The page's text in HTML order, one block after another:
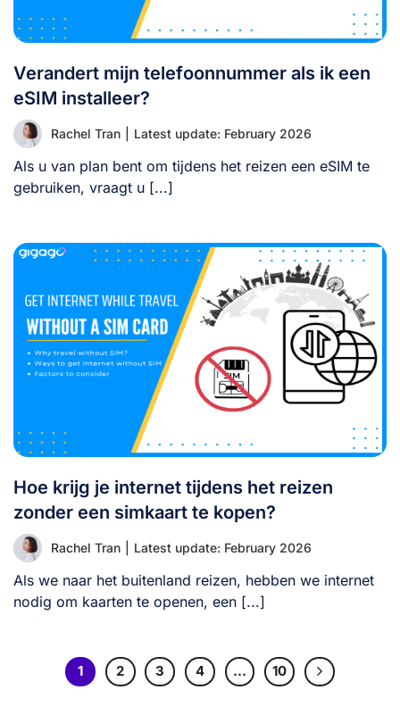
Verandert mijn telefoonnummer als ik een
eSIM installeer?
Rachel Tran Latest update: February 2026
Als u van plan bent om tijdens het reizen een eSIM te
gebruiken, vraagt u [...]
Hoe krijg je internet tijdens het reizen
zonder een simkaart te kopen?
Rachel Tran Latest update: February 2026
Als we naar het buitenland reizen, hebben we internet
nodig om kaarten te openen, een [...]
1 2 3 4 … 10